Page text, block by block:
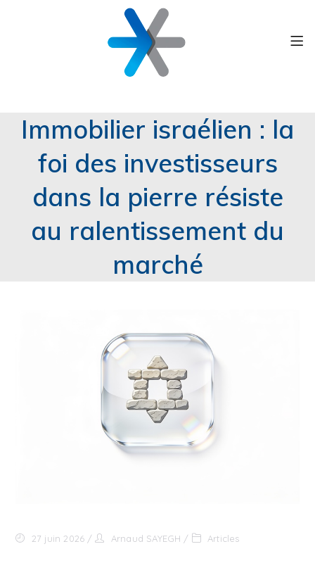
Immobilier israélien : la
foi des investisseurs
dans la pierre résiste
au ralentissement du
marché
27 juin 2026 Arnaud SAYEGH Articles